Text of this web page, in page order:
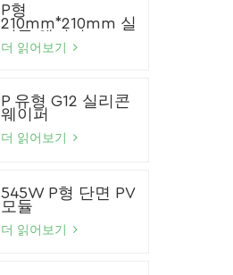
P형
210mm*210mm 실
리콘 웨이퍼
더 읽어보기
P 유형 G12 실리콘
웨이퍼
더 읽어보기
545W P형 단면 PV
모듈
더 읽어보기